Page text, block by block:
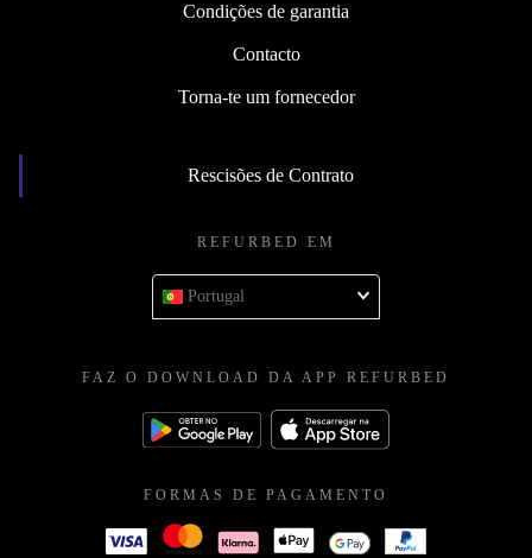
Condições de garantia
Contacto
Torna-te um fornecedor
Rescisões de Contrato
REFURBED EM
Portugal
FAZ O DOWNLOAD DA APP REFURBED
FORMAS DE PAGAMENTO